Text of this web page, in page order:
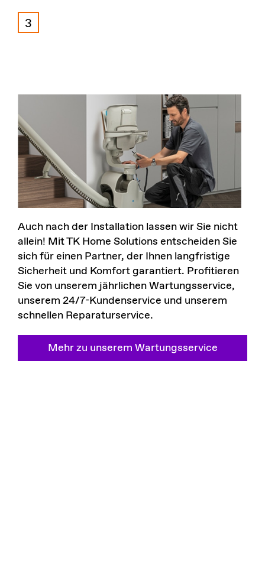
3
Auch nach der Installation lassen wir Sie nicht
allein! Mit TK Home Solutions entscheiden Sie
sich für einen Partner, der Ihnen langfristige
Sicherheit und Komfort garantiert. Profitieren
Sie von unserem jährlichen Wartungsservice,
unserem 24/7-Kundenservice und unserem
schnellen Reparaturservice.
Mehr zu unserem Wartungsservice